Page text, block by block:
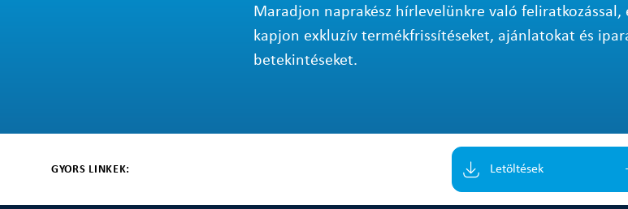
Maradjon naprakész hírlevelünkre való feliratkozással,
kapjon exkluzív termékfrissítéseket, ajánlatokat és
betekintéseket.
GYORS LINKEK: Letöltések